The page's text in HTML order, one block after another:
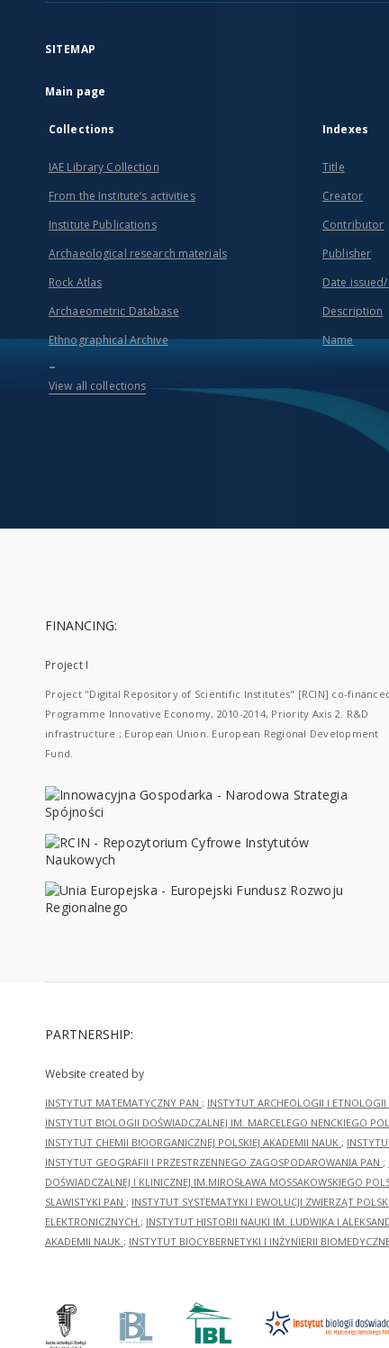
SITEMAP
Main page
Collections
IAE Library Collection
From the Institute’s activities
Institute Publications
Archaeological research materials
Rock Atlas
Archaeometric Database
Ethnographical Archive
...
View all collections
Indexes
Title
Creator
Contributor
Publisher
Date
Description
Name
FINANCING:
Project I
Project "Digital Repository of Scientific Institutes" [RCIN] co-
Programme Innovative Economy, 2010-2014, Priority Axis 2. R&D
infrastructure ; European Union. European Regional Development
Fund.
PARTNERSHIP:
Website created by
INSTYTUT MATEMATYCZNY PAN ; INSTYTUT ARCHEOLOGII I ETNOLOGII
INSTYTUT BIOLOGII DOŚWIADCZALNEJ IM. MARCELEGO NENCKIEGO
INSTYTUT CHEMII BIOORGANICZNEJ POLSKIEJ AKADEMII NAUK ;
INSTYTUT GEOGRAFII I PRZESTRZENNEGO ZAGOSPODAROWANIA PAN ;
DOŚWIADCZALNEJ I KLINICZNEJ IM.MIROSŁAWA MOSSAKOWSKIEGO
SLAWISTYKI PAN ; INSTYTUT SYSTEMATYKI I EWOLUCJI ZWIERZĄT
ELEKTRONICZNYCH ; INSTYTUT HISTORII NAUKI IM. LUDWIKA I
AKADEMII NAUK ; INSTYTUT BIOCYBERNETYKI I INŻYNIERII